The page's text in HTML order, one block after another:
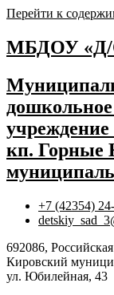
Перейти к
МБДОУ «Д/
дошкольное
кп. Горные
+7 (42354)
692086,
Кировский
ул. Юбилейная, 43